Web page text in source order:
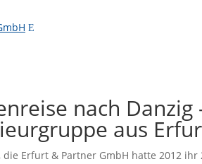
nach
aus
die Erfurt & Partner GmbH hatte 2012